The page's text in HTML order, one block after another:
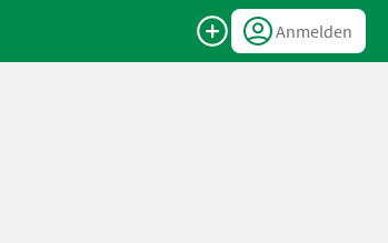
Anmelden